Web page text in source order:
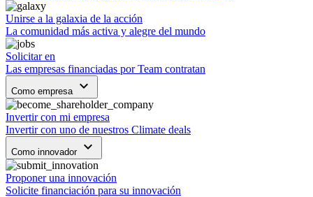
Unirse a la galaxia de la acción
La comunidad más activa y alegre del mundo
Solicitar en
Las empresas financiadas por Team contratan
Como empresa keyboard_arrow_down
Invertir con mi empresa
Invertir con uno de nuestros Climate deals
Como innovador keyboard_arrow_down
Proponer una innovación
Solicite financiación para su innovación